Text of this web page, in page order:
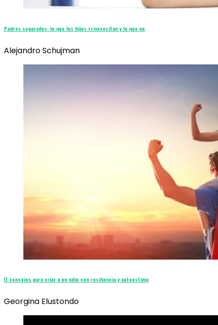
Padres separados: lo que los hijos sí necesitan y lo que no
Alejandro Schujman
11 consejos para criar a un niño con resiliencia y autoestima
Georgina Elustondo